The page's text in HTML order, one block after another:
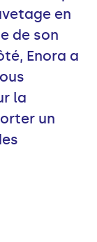
en
de son
Enora a
la
un